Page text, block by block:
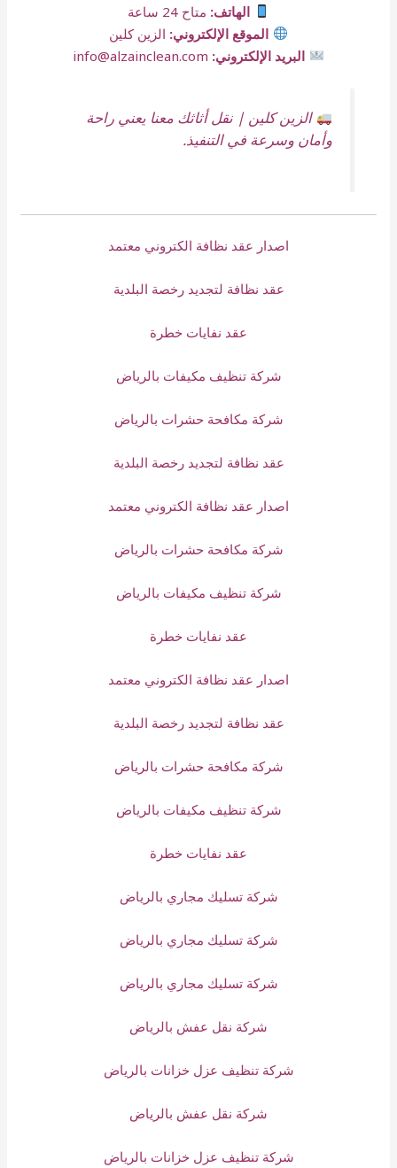
الهاتف: متاح 24 ساعة
الموقع الإلكتروني: الزين كلين
البريد الإلكتروني: info@alzainclean.com
الزين كلين | نقل أثاثك معنا يعني راحة
وأمان وسرعة في التنفيذ.
اصدار عقد نظافة الكتروني معتمد
عقد نظافة لتجديد رخصة البلدية
عقد نفايات خطرة
شركة تنظيف مكيفات بالرياض
شركة مكافحة حشرات بالرياض
عقد نظافة لتجديد رخصة البلدية
اصدار عقد نظافة الكتروني معتمد
شركة مكافحة حشرات بالرياض
شركة تنظيف مكيفات بالرياض
عقد نفايات خطرة
اصدار عقد نظافة الكتروني معتمد
عقد نظافة لتجديد رخصة البلدية
شركة مكافحة حشرات بالرياض
شركة تنظيف مكيفات بالرياض
عقد نفايات خطرة
شركة تسليك مجاري بالرياض
شركة تسليك مجاري بالرياض
شركة تسليك مجاري بالرياض
شركة نقل عفش بالرياض
شركة تنظيف عزل خزانات بالرياض
شركة نقل عفش بالرياض
شركة تنظيف عزل خزانات بالرياض